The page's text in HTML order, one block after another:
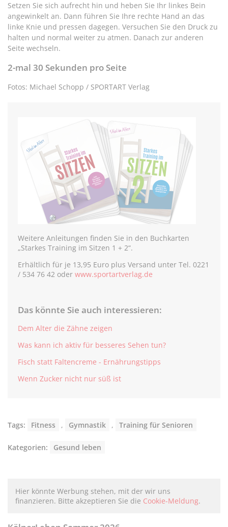
Setzen Sie sich aufrecht hin und heben Sie Ihr linkes Bein
angewinkelt an. Dann führen Sie Ihre rechte Hand an das
linke Knie und pressen dagegen. Versuchen Sie den Druck zu
halten und normal weiter zu atmen. Danach zur anderen
Seite wechseln.
2-mal 30 Sekunden pro Seite
Fotos: Michael Schopp / SPORTART Verlag
Weitere Anleitungen finden Sie in den Buchkarten
„Starkes Training im Sitzen 1 + 2“.
Erhältlich für je 13,95 Euro plus Versand unter Tel. 0221
/ 534 76 42 oder www.sportartverlag.de
Das könnte Sie auch interessieren:
Dem Alter die Zähne zeigen
Was kann ich aktiv für besseres Sehen tun?
Fisch statt Faltencreme - Ernährungstipps
Wenn Zucker nicht nur süß ist
Tags: Fitness , Gymnastik , Training für Senioren
Kategorien: Gesund leben
Hier könnte Werbung stehen, mit der wir uns
finanzieren. Bitte akzeptieren Sie die Cookie-Meldung.